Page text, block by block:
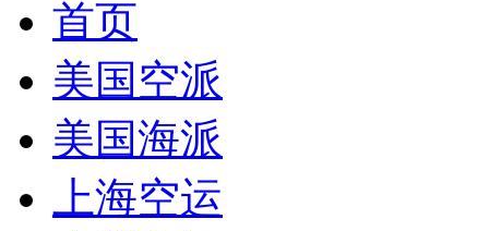
首页
美国空派
美国海派
上海空运